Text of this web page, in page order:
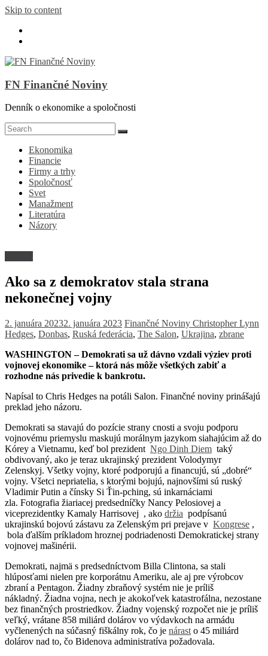
Skip to content
FN Finančné Noviny
Denník o ekonomike a spoločnosti
Ekonomika
Financie
Firmy a trhy
Spoločnosť
Svet
Manažment
Literatúra
Názory
Ako sa z demokratov stala strana
nekonečnej vojny
2. januára 20232. januára 2023 Finančné Noviny Christopher Lynn
Hedges, Donbas, Ruská federácia, The Salon, Ukrajina, zbrane
WASHINGTON – Demokrati sa už dávno vzdali výziev proti
vojnovej ekonomike – ktorá nás môže všetkých zabiť a
rozhodne nás privedie k bankrotu.
Napísal to Chris Hedges na potáli Salon. Finančné noviny prinášajú
preklad jeho názoru.
Demokrati sa stavajú do pozície strany cnosti a svoju podporu
vojnovému priemyslu maskujú morálnym jazykom siahajúcim až do
Kórey a Vietnamu, keď bol prezident Ngo Dinh Diem taký
obdivovaný, ako je teraz ukrajinský prezident Volodymyr
Zelenskyj. Všetky vojny, ktoré podporujú a financujú, sú „dobré“
vojny. Všetci nepriatelia, s ktorými bojujú, najnovšími sú ruský
Vladimir Putin a čínsky Si Ťin-pching, sú inkarnáciami
zla. Fotografia žiariacej predsedníčky Nancy Pelosiovej a
viceprezidentky Kamaly Harrisovej , ako držia podpísanú
ukrajinskú bojovú zástavu za Zelenským pri prejave v Kongrese ,
bola ďalším príkladom hroznej podriadenosti Demokratickej strany
vojnovej mašinérii.
Demokrati, najmä s predsedníctvom Billa Clintona, sa stali
hlúposťami nielen pre korporátnu Ameriku, ale aj pre výrobcov
zbraní a Pentagon. Žiadny zbraňový systém nie je príliš
nákladný. Žiadna vojna, nech je akokoľvek katastrofálna, nezostane
bez finančných prostriedkov. Žiadny vojenský rozpočet nie je príliš
veľký, vrátane 858 miliárd dolárov vo výdavkoch na armádu
vyčlenených na súčasný fiškálny rok, čo je nárast o 45 miliárd
dolárov nad to, čo Bidenova administratíva požadovala.